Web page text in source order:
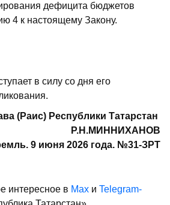
дефицита бюджетов
4 к настоящему Закону.
в силу со дня его
(Раис) Республики Татарстан
Р.Н.МИННИХАНОВ
9 июня 2026 года. №31-ЗРТ
интересное в Max и Telegram-